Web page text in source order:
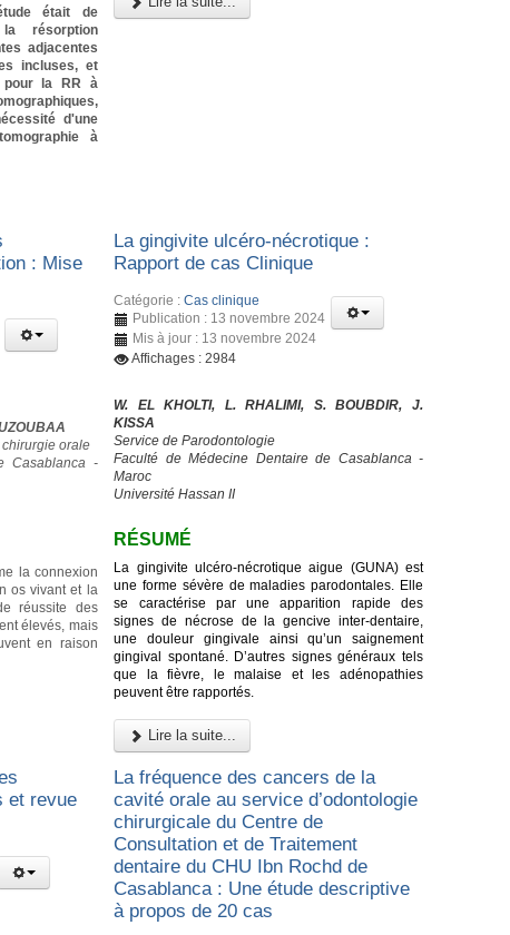
était de
résorption
adjacentes
incluses, et
pour la RR à
d'une
à
: Mise
orale
Casablanca -
la connexion
os vivant et la
réussite des
élevés, mais
en raison
La gingivite ulcéro-nécrotique :
Rapport de cas Clinique
Catégorie :Cas clinique
Publication : 13 novembre 2024
Mis à jour : 13 novembre 2024
Affichages : 2984
W. EL KHOLTI, L. RHALIMI, S. BOUBDIR, J.
KISSA
Service de Parodontologie
Faculté de Médecine Dentaire de Casablanca -
Maroc
Université Hassan II
RÉSUMÉ
La gingivite ulcéro-nécrotique aigue (GUNA) est
une forme sévère de maladies parodontales. Elle
se caractérise par une apparition rapide des
signes de nécrose de la gencive inter-dentaire,
une douleur gingivale ainsi qu’un saignement
gingival spontané. D’autres signes généraux tels
que la fièvre, le malaise et les adénopathies
peuvent être rapportés.
Lire la suite...
et revue
La fréquence des cancers de la
cavité orale au service d’odontologie
chirurgicale du Centre de
Consultation et de Traitement
dentaire du CHU Ibn Rochd de
Casablanca : Une étude descriptive
à propos de 20 cas